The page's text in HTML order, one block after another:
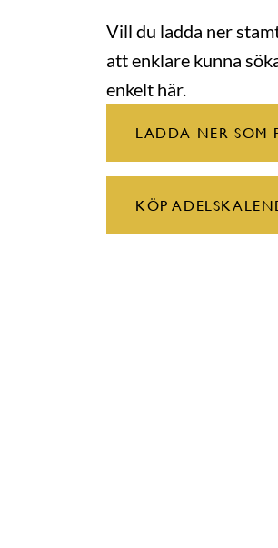
Vill du ladda ner
att enklare kunna
enkelt här.
LADDA NER SOM
KÖP